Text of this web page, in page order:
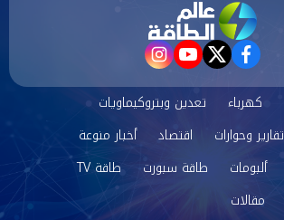
facebook
twitter
youtube
instagram
كهرباء
تعدين وبتروكيماويات
تقارير وحوارات اقتصاد
أخبار منوعة
ألبومات طاقة سبورت
طاقة TV
مقالات